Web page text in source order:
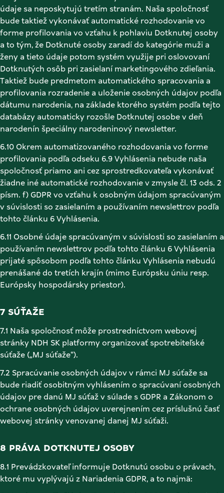
údaje sa neposkytujú tretím stranám. Naša spoločnosť
bude taktiež vykonávať automatické rozhodovanie vo
forme profilovania vo vzťahu k pohlaviu Dotknutej osoby
a to tým, že Dotknuté osoby zaradí do kategórie muži a
ženy a tieto údaje potom systém využije pri oslovovaní
Dotknutých osôb pri zasielaní marketingového zdieľania.
Taktiež bude predmetom automatického spracovania a
profilovania rozradenie a uloženie osobných údajov podľa
dátumu narodenia, na základe ktorého systém podľa tejto
databázy automaticky rozošle Dotknutej osobe v deň
narodenín špeciálny narodeninový newsletter.
6.10 Okrem automatizovaného rozhodovania vo forme
profilovania podľa odseku 6.9 Vyhlásenia nebude naša
spoločnosť priamo ani cez sprostredkovateľa vykonávať
žiadne iné automatické rozhodovanie v zmysle čl. 13 ods. 2
písm. f) GDPR vo vzťahu k osobným údajom spracúvaným
v súvislosti so zasielaním a používaním newslettrov podľa
tohto článku 6 Vyhlásenia.
6.11 Osobné údaje spracúvaným v súvislosti so zasielaním a
používaním newslettrov podľa tohto článku 6 Vyhlásenia
prijaté spôsobom podľa tohto článku Vyhlásenia nebudú
prenášané do tretích krajín (mimo Európsku úniu resp.
Európsky hospodársky priestor).
7 SÚŤAŽE
7.1 Naša spoločnosť môže prostredníctvom webovej
stránky NDH SK platformy organizovať spotrebiteľské
súťaže („MJ súťaže“).
7.2 Spracúvanie osobných údajov v rámci MJ súťaže sa
bude riadiť osobitným vyhlásením o spracúvaní osobných
údajov pre danú MJ súťaž v súlade s GDPR a Zákonom o
ochrane osobných údajov uverejnením cez príslušnú časť
webovej stránky venovanej danej MJ súťaži.
8 PRÁVA DOTKNUTEJ OSOBY
8.1 Prevádzkovateľ informuje Dotknutú osobu o právach,
ktoré mu vyplývajú z Nariadenia GDPR, a to najmä: